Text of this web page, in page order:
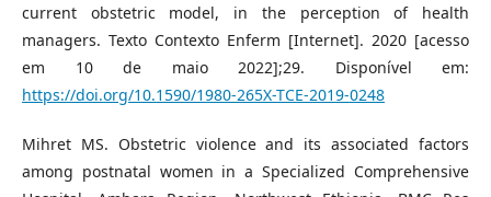
current obstetric model, in the perception of health
managers. Texto Contexto Enferm [Internet]. 2020 [acesso
em 10 de maio 2022];29. Disponível em:
https://doi.org/10.1590/1980-265X-TCE-2019-0248
Mihret MS. Obstetric violence and its associated factors
among postnatal women in a Specialized Comprehensive